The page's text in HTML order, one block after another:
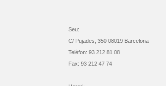
Seu:
C/ Pujades, 350 08019 Barcelona
Telèfon: 93 212 81 08
Fax: 93 212 47 74